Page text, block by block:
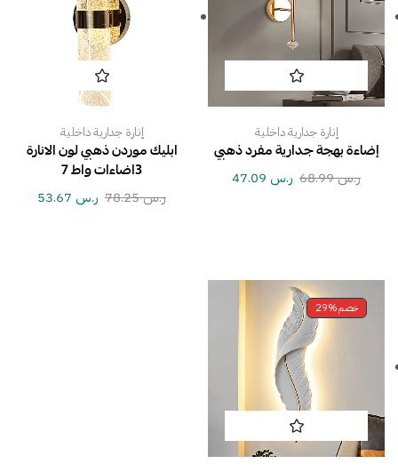
إنارة جدارية داخلية
إضاءة بهجة جدارية مفرد ذهبي
ر.س68.99 ر.س
إنارة جدارية داخلية
ابليك موردن ذهبي لون الانارة
3اضاءات واط 7
ر.س78.25 ر.س
خصم29%